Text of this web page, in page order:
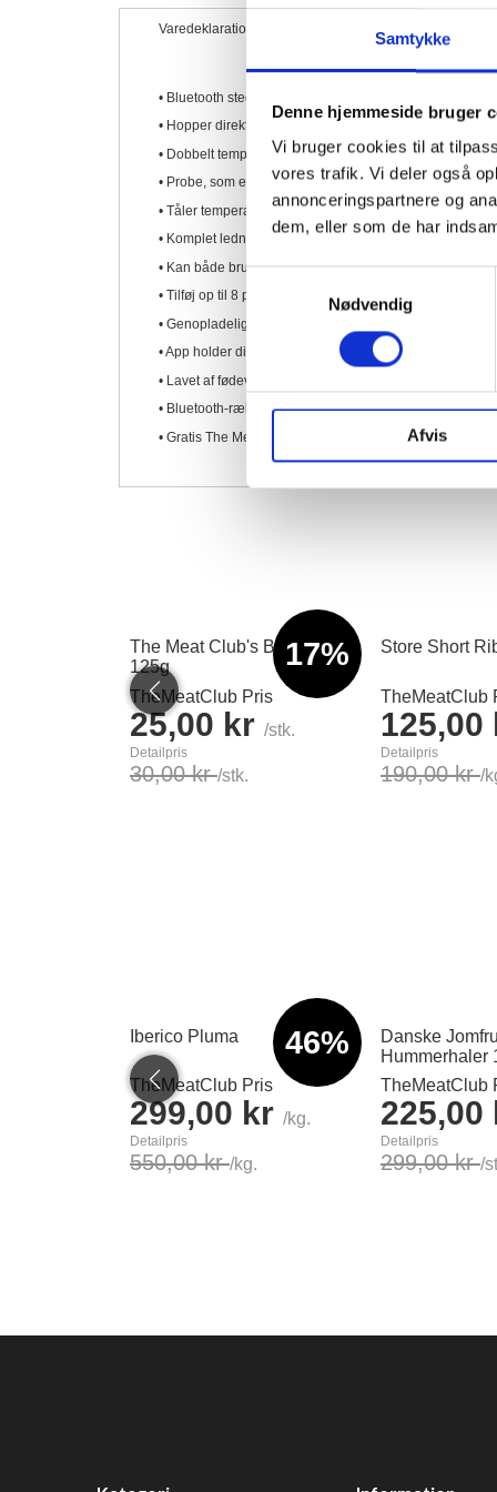
Samtykke
Denne hjemmeside bruger
Vi bruger cookies til at
vores trafik. Vi deler også
annonceringspartnere og
dem, eller som de har
Samtykkevalg
Nødvendig
Afvis
Varedeklaration
• Bluetooth stegetermometer med 100% trådløs teknologi
• Hopper direkte på telefonen når den tændes – ingen
• Dobbelt temperatursensorer, som både viser kødets
• Probe, som er nem at rengøre – den kan komme i
• Tåler temperaturer helt op til 300 grader
• Komplet ledningsfri gør den velegnet til bl.a. rotisseri
• Kan både bruges til grill, ovn, og endda i frituregryden
• Tilføj op til 8 prober pr. sender
• Genopladeligt batteri som holder op til 24 timer på en
• App holder dig opdateret på kødtemperatur og
• Lavet af fødevaregodkendte materialer
• Bluetooth-rækkevidde op til 80 meter (line-of-sight-
• Gratis The MeatStick-app til android og iPhone, som
17%
The Meat Club's BBQ sauce
125g
TheMeatClub Pris
25,00 kr /stk.
Detailpris
30,00 kr/stk.
Store Short
TheMeatClub
125,00
Detailpris
190,00 kr/
46%
Iberico Pluma
TheMeatClub Pris
299,00 kr /kg.
Detailpris
550,00 kr/kg.
Danske Jomfru
Hummerhaler
TheMeatClub
225,00
Detailpris
299,00 kr/